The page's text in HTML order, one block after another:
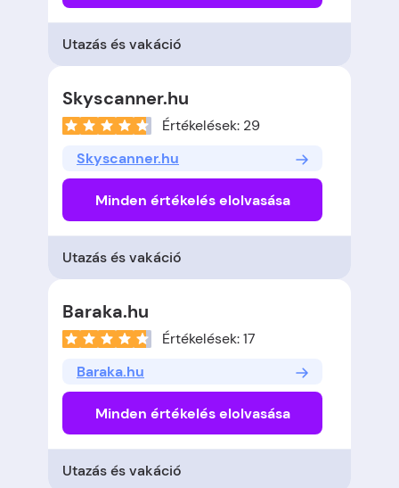
Utazás és vakáció
Skyscanner.hu
Értékelések: 29
Skyscanner.hu
Minden értékelés elolvasása
Utazás és vakáció
Baraka.hu
Értékelések: 17
Baraka.hu
Minden értékelés elolvasása
Utazás és vakáció